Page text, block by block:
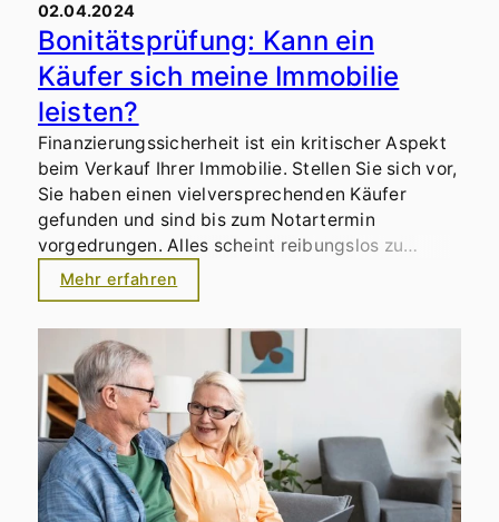
02.04.2024
Bonitätsprüfung: Kann ein
Käufer sich meine Immobilie
leisten?
Finanzierungssicherheit ist ein kritischer Aspekt
beim Verkauf Ihrer Immobilie. Stellen Sie sich vor,
Sie haben einen vielversprechenden Käufer
gefunden und sind bis zum Notartermin
vorgedrungen. Alles scheint reibungslos zu
verlaufen, bis plötzlich die Finanzierung platzt.
Der potenzielle Käufer kann den Kauf nicht
Vertrags. Dies bedeutet nicht nur einen
Rückschlag im Verkaufsprozess, sondern kann
auch zu finanziellen Verlusten führen.
Mehr erfahren